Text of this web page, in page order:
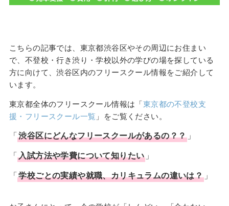
こちらの記事では、東京都渋谷区やその周辺にお住まい
で、不登校・行き渋り・学校以外の学びの場を探している
方に向けて、渋谷区内のフリースクール情報をご紹介して
います。
東京都全体のフリースクール情報は「東京都の不登校支
援・フリースクール一覧 」をご覧ください。
「渋谷区にどんなフリースクールがあるの？？ 」
「入試方法や学費について知りたい 」
「学校ごとの実績や就職、カリキュラムの違いは？ 」